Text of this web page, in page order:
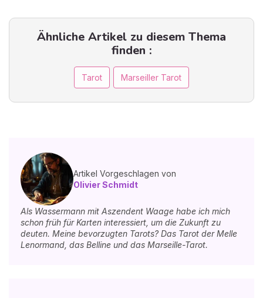
Ähnliche Artikel zu diesem Thema
finden :
Tarot Marseiller Tarot
Artikel Vorgeschlagen von
Olivier Schmidt
Als Wassermann mit Aszendent Waage habe ich mich
schon früh für Karten interessiert, um die Zukunft zu
deuten. Meine bevorzugten Tarots? Das Tarot der Melle
Lenormand, das Belline und das Marseille-Tarot.